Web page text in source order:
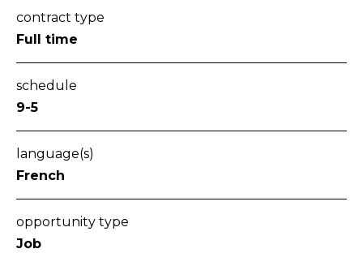
contract type
Full time
schedule
9-5
language(s)
French
opportunity type
Job